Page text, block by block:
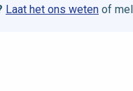
Laat het ons weten of